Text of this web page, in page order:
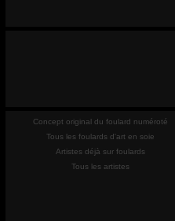
Concept original du foulard numéroté
Tous les foulards d'art en soie
Artistes déjà sur foulards
Tous les artistes